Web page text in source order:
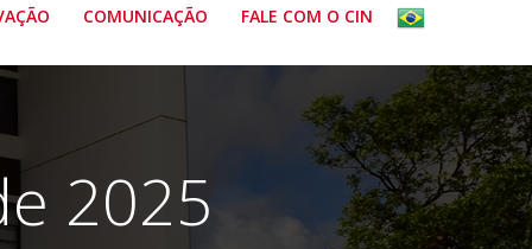
COMUNICAÇÃO FALE COM O CIN
2025